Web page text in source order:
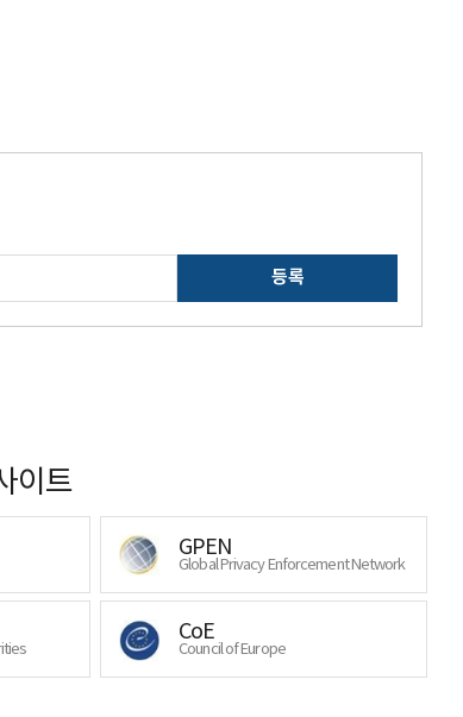
등록
이트
GPEN
Global Privacy Enforcement Network
CoE
Council of Europe